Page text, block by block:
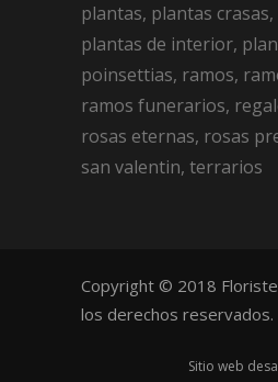
plantas plantas crasas
plantas de interior
poinsettias ramos
ramos funerarios
rosas eternas rosas
san valentin terrarios
Copyright © 2018
los derechos reservados.
Sitio web